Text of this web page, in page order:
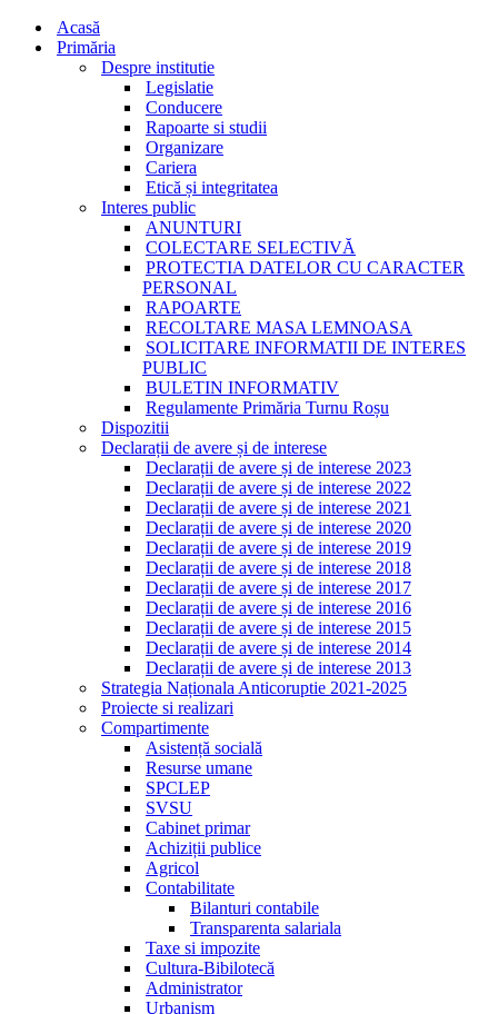
Acasă
Primăria
Despre institutie
Legislatie
Conducere
Rapoarte si studii
Organizare
Cariera
Etică și integritatea
Interes public
ANUNTURI
COLECTARE SELECTIVĂ
PROTECTIA DATELOR CU CARACTER
PERSONAL
RAPOARTE
RECOLTARE MASA LEMNOASA
SOLICITARE INFORMATII DE INTERES
PUBLIC
BULETIN INFORMATIV
Regulamente Primăria Turnu Roșu
Dispozitii
Declarații de avere și de interese
Declarații de avere și de interese 2023
Declarații de avere și de interese 2022
Declarații de avere și de interese 2021
Declarații de avere și de interese 2020
Declarații de avere și de interese 2019
Declarații de avere și de interese 2018
Declarații de avere și de interese 2017
Declarații de avere și de interese 2016
Declarații de avere și de interese 2015
Declarații de avere și de interese 2014
Declarații de avere și de interese 2013
Strategia Naționala Anticoruptie 2021-2025
Proiecte si realizari
Compartimente
Asistență socială
Resurse umane
SPCLEP
SVSU
Cabinet primar
Achiziții publice
Agricol
Contabilitate
Bilanturi contabile
Transparenta salariala
Taxe si impozite
Cultura-Bibilotecă
Administrator
Urbanism